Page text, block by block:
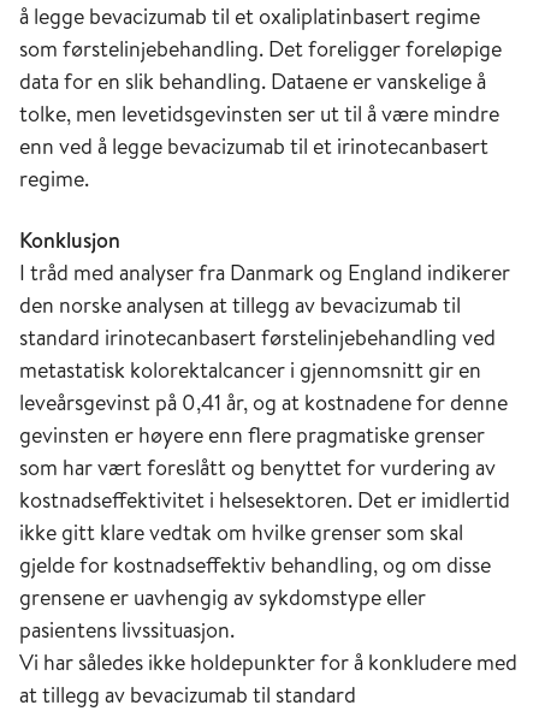
å legge bevacizumab til et oxaliplatinbasert regime
som førstelinjebehandling. Det foreligger foreløpige
data for en slik behandling. Dataene er vanskelige å
tolke, men levetidsgevinsten ser ut til å være mindre
enn ved å legge bevacizumab til et irinotecanbasert
regime.
Konklusjon
I tråd med analyser fra Danmark og England indikerer
den norske analysen at tillegg av bevacizumab til
standard irinotecanbasert førstelinjebehandling ved
metastatisk kolorektalcancer i gjennomsnitt gir en
leveårsgevinst på 0,41 år, og at kostnadene for denne
gevinsten er høyere enn flere pragmatiske grenser
som har vært foreslått og benyttet for vurdering av
kostnadseffektivitet i helsesektoren. Det er imidlertid
ikke gitt klare vedtak om hvilke grenser som skal
gjelde for kostnadseffektiv behandling, og om disse
grensene er uavhengig av sykdomstype eller
pasientens livssituasjon.
Vi har således ikke holdepunkter for å konkludere med
at tillegg av bevacizumab til standard